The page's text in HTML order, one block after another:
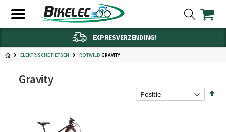
EXPRESVERZENDING!
ELEKTRISCHE FIETSEN ROTWILD GRAVITY
Gravity
Van